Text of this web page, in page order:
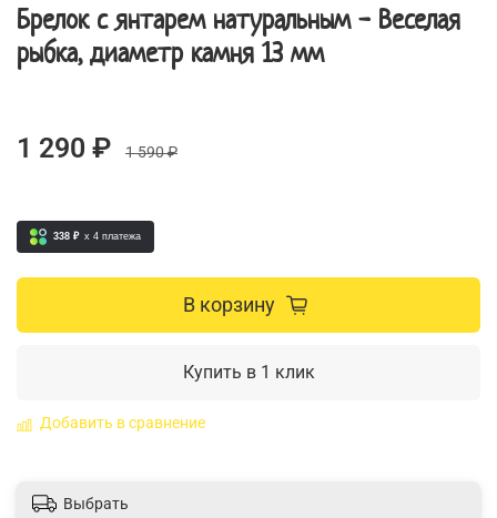
Брелок с янтарем натуральным - Веселая
рыбка, диаметр камня 13 мм
1 290 ₽ 1 590 ₽
338 ₽ x 4 платежа
В корзину
Купить в 1 клик
Добавить в сравнение
Выбрать